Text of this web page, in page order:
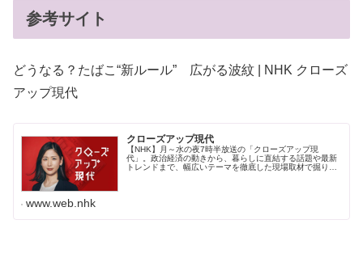
参考サイト
どうなる？たばこ“新ルール” 広がる波紋 | NHK クローズ
アップ現代
クローズアップ現代
【NHK】月～水の夜7時半放送の「クローズアップ現
代」。政治経済の動きから、暮らしに直結する話題や最新
トレンドまで、幅広いテーマを徹底した現場取材で掘り下
www.web.nhk